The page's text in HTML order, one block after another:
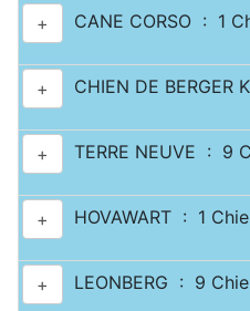
+ CANE CORSO : 1
+ CHIEN DE
+ TERRE NEUVE : 9
+ HOVAWART : 1
+ LEONBERG : 9